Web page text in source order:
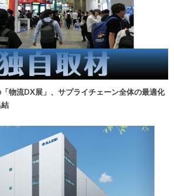
「物流DX展」、サプライチェーン全体の最適化